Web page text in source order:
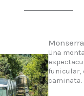
Una
funicular,
caminata.